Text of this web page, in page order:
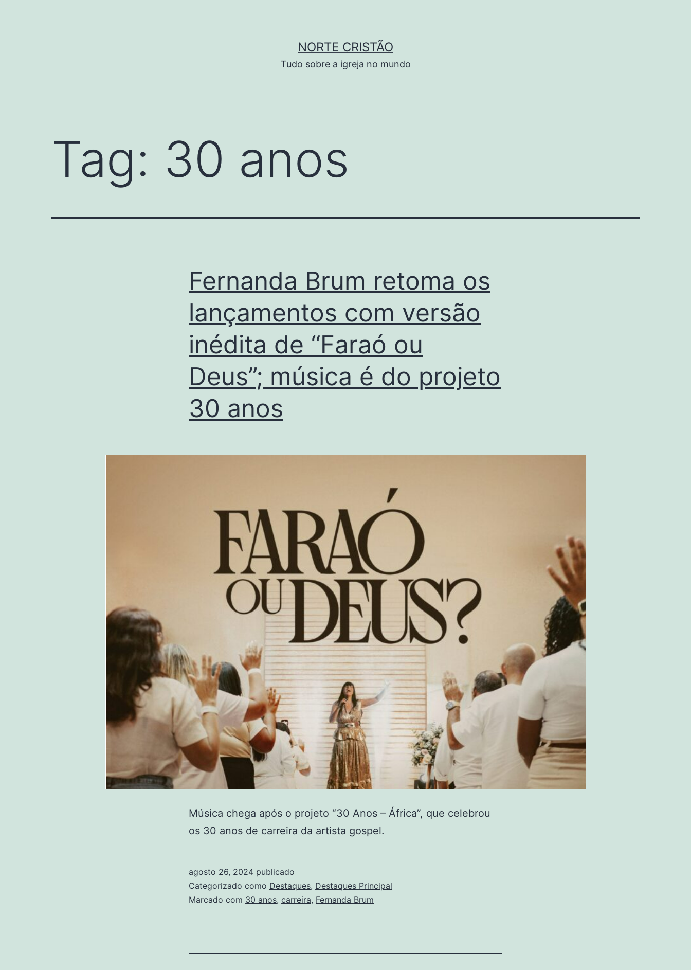
NORTE CRISTÃO
Tudo sobre a igreja no mundo
Tag: 30 anos
Fernanda Brum retoma os
lançamentos com versão
inédita de “Faraó ou
Deus”; música é do projeto
30 anos
Música chega após o projeto “30 Anos – África”, que celebrou
os 30 anos de carreira da artista gospel.
agosto 26, 2024 publicado
Categorizado como Destaques, Destaques Principal
Marcado com 30 anos, carreira, Fernanda Brum